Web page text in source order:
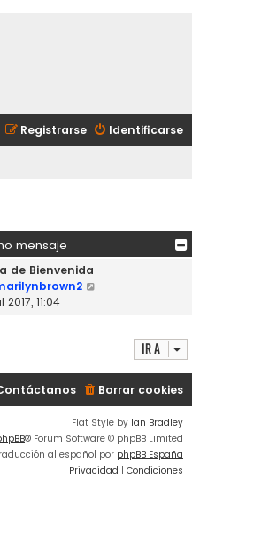
Identificarse
Registrarse
mensaje
de Bienvenida
m
m
e
n
s
2017, 11:04
Ir a
Borrar cookies
Flat Style by Ian Bradley
® Forum Software © phpBB Limited
al español por phpBB España
Privacidad | Condiciones